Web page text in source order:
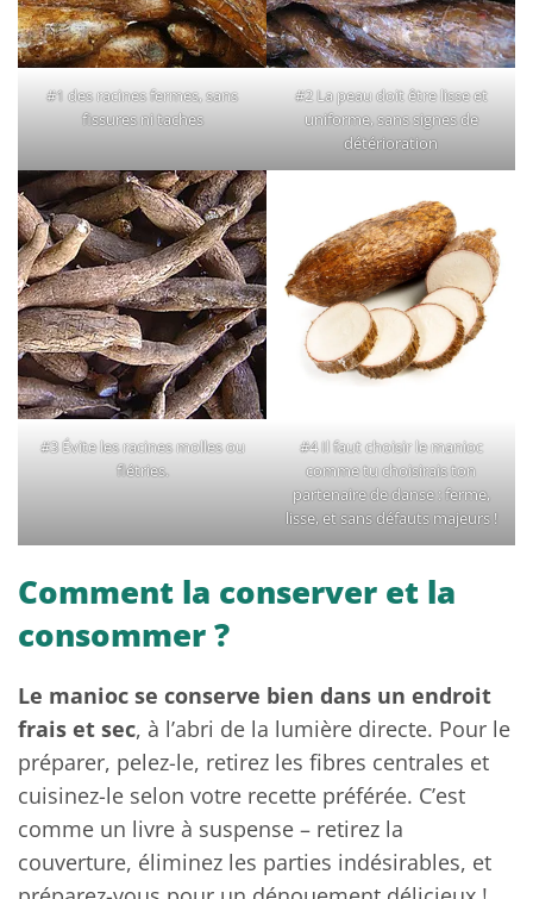
#1 des racines fermes, sans
fissures ni taches
#2 La peau doit être lisse et
uniforme, sans signes de
détérioration
#3 Évite les racines molles ou
flétries.
#4 Il faut choisir le manioc
comme tu choisirais ton
partenaire de danse : ferme,
lisse, et sans défauts majeurs !
Comment la conserver et la
consommer ?
Le manioc se conserve bien dans un endroit
frais et sec, à l’abri de la lumière directe. Pour le
préparer, pelez-le, retirez les fibres centrales et
cuisinez-le selon votre recette préférée. C’est
comme un livre à suspense – retirez la
couverture, éliminez les parties indésirables, et